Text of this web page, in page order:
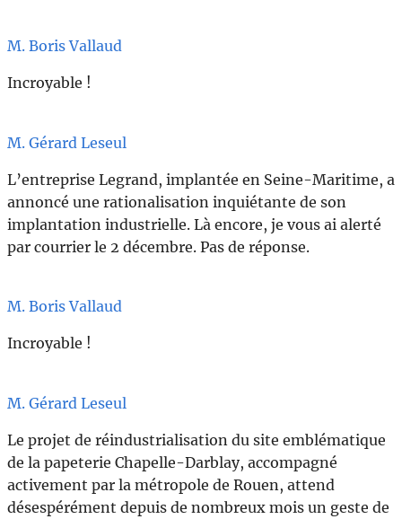
M. Boris Vallaud
Incroyable !
M. Gérard Leseul
L’entreprise Legrand, implantée en Seine-Maritime, a
annoncé une rationalisation inquiétante de son
implantation industrielle. Là encore, je vous ai alerté
par courrier le 2 décembre. Pas de réponse.
M. Boris Vallaud
Incroyable !
M. Gérard Leseul
Le projet de réindustrialisation du site emblématique
de la papeterie Chapelle-Darblay, accompagné
activement par la métropole de Rouen, attend
désespérément depuis de nombreux mois un geste de